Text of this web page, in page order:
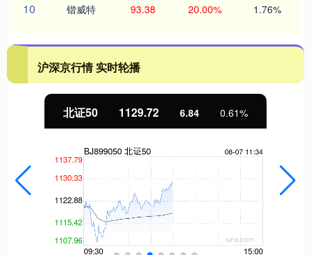
10 锴威特 93.38 20.00% 1.76%
沪深京行情 实时轮播
北证50 1129.72 6.84 0.61%